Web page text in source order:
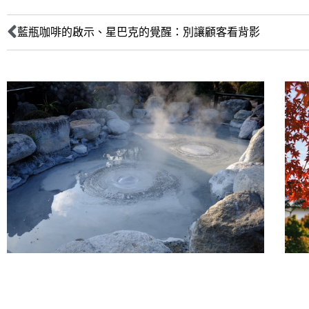
藍瓶咖啡的啟示、星巴克的覺醒：別讓顧客看背影